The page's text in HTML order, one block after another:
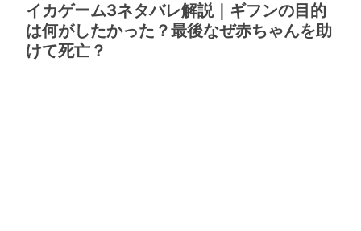
イカゲーム3ネタバレ解説｜ギフンの目的
は何がしたかった？最後なぜ赤ちゃんを助
けて死亡？